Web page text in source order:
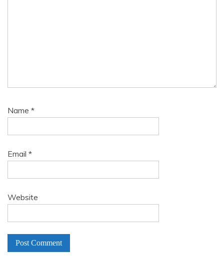
Name *
Email *
Website